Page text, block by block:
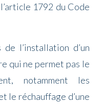
1792 du Code
l’installation d’un
qui ne permet pas le
notamment les
le réchauffage d’une